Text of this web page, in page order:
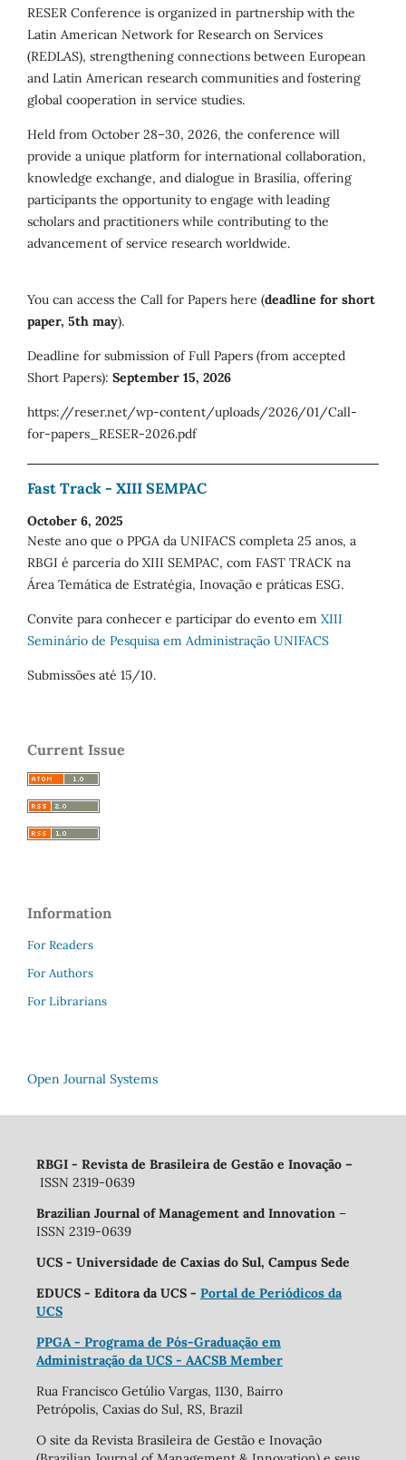
RESER Conference is organized in partnership with the
Latin American Network for Research on Services
(REDLAS), strengthening connections between European
and Latin American research communities and fostering
global cooperation in service studies.
Held from October 28–30, 2026, the conference will
provide a unique platform for international collaboration,
knowledge exchange, and dialogue in Brasília, offering
participants the opportunity to engage with leading
scholars and practitioners while contributing to the
advancement of service research worldwide.
You can access the Call for Papers here (deadline for short
paper, 5th may).
Deadline for submission of Full Papers (from accepted
Short Papers): September 15, 2026
https://reser.net/wp-content/uploads/2026/01/Call-
for-papers_RESER-2026.pdf
Fast Track - XIII SEMPAC
October 6, 2025
Neste ano que o PPGA da UNIFACS completa 25 anos, a
RBGI é parceria do XIII SEMPAC, com FAST TRACK na
Área Temática de Estratégia, Inovação e práticas ESG.
Convite para conhecer e participar do evento em XIII
Seminário de Pesquisa em Administração UNIFACS
Submissões até 15/10.
Current Issue
Information
For Readers
For Authors
For Librarians
Open Journal Systems
RBGI - Revista de Brasileira de Gestão e Inovação –
ISSN 2319-0639
Brazilian Journal of Management and Innovation –
ISSN 2319-0639
UCS - Universidade de Caxias do Sul, Campus Sede
EDUCS - Editora da UCS - Portal de Periódicos da
UCS
PPGA - Programa de Pós-Graduação em
Administração da UCS - AACSB Member
Rua Francisco Getúlio Vargas, 1130, Bairro
Petrópolis, Caxias do Sul, RS, Brazil
O site da Revista Brasileira de Gestão e Inovação